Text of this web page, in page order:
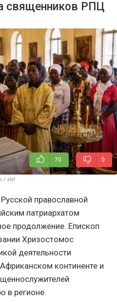
священников РПЦ
70 0
/ ИИ
православной
патриархатом
продолжение. Епископ
Хризостомос
деятельности
континенте и
в регионе.